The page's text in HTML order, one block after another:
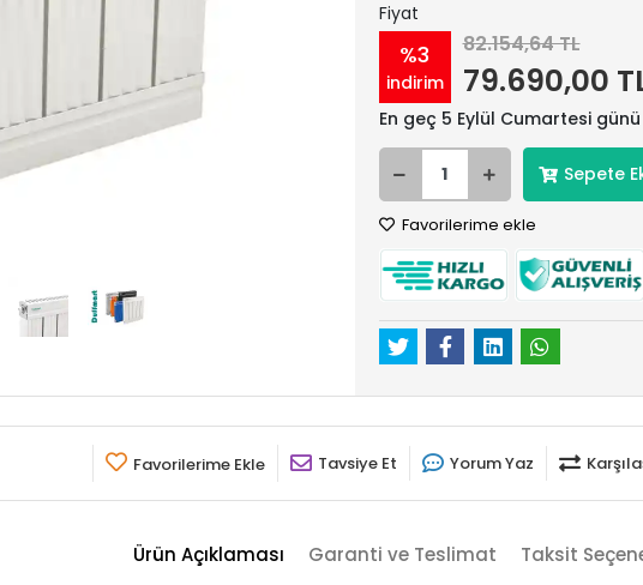
Fiyat
%3
indirim
82.154,64 TL
79.690,00
En geç 5 Eylül Cumartesi
Sepete
Favorilerime ekle
Favorilerime Ekle Tavsiye Et Yorum Yaz
Ürün Açıklaması Garanti ve Teslimat Taksit